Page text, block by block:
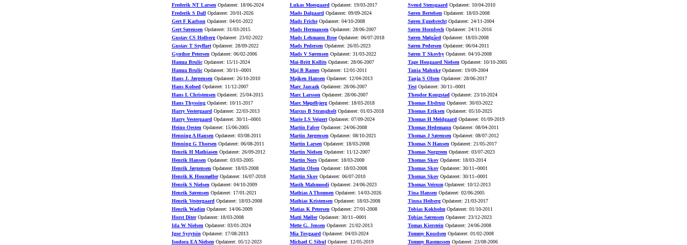
Frederik NT Larsen Opdateret: 18/06-2024
Frederik S DallOpdateret: 20/01-2026
Gert F Karlson Opdateret: 04/01-2022
Gert Sørensen Opdateret: 31/03-2015
Gustav CS HolbergOpdateret: 23/02-2022
Gustav T SeyffartOpdateret: 28/09-2022
Gynther Petersen Opdateret: 06/02-2006
Hamza BrulicOpdateret: 15/11-2024
Hamza BrulicOpdateret: 30/11--0001
Hans J. Jørgensen Opdateret: 26/10-2010
Hans Kofoed Opdateret: 11/12-2007
Hans L Christensen Opdateret: 25/04-2015
Hans ThyssingOpdateret: 10/11-2017
Harry Vestergaard Opdateret: 22/03-2013
Harry Vestergaard Opdateret: 30/11--0001
Heino Oesten Opdateret: 15/06-2005
Henning A Hansen Opdateret: 03/08-2011
Henning G Thorsen Opdateret: 06/08-2011
Henrik H Mathiasen Opdateret: 26/09-2012
Henrik Hansen Opdateret: 03/03-2005
Henrik Jørgensen Opdateret: 18/03-2008
Henrik K HoumøllerOpdateret: 16/07-2018
Henrik S Nielsen Opdateret: 04/10-2009
Henrik Sørensen Opdateret: 17/01-2021
Henrik Vestergaard Opdateret: 18/03-2008
Henrik WadimOpdateret: 14/06-2009
Horst DiterOpdateret: 18/03-2008
Ida W Nielsen Opdateret: 03/01-2024
Igor Syrytsin Opdateret: 17/08-2013
Isodora EA Nielsen Opdateret: 05/12-2023
Lukas Moesgaard Opdateret: 19/03-2017
Mads Dalgaard Opdateret: 09/09-2024
Mads FricheOpdateret: 04/10-2008
Mads Hermansen Opdateret: 28/06-2007
Mads Lehmann BroeOpdateret: 06/07-2018
Mads Pedersen Opdateret: 26/05-2023
Mads V Sørensen Opdateret: 31/03-2022
Mai-Britt KollitsOpdateret: 28/06-2007
Maj B RamesOpdateret: 12/01-2011
Majken Hansen Opdateret: 12/04-2013
Marc Jazcazk Opdateret: 28/06-2007
Marc Larsson Opdateret: 28/06-2007
Marc MøgelbjergOpdateret: 18/03-2018
Marcus B StrangholtOpdateret: 01/03-2018
Marie LS VeigertOpdateret: 07/09-2024
Martin FaberOpdateret: 24/06-2008
Martin Jørgensen Opdateret: 08/10-2021
Martin Larsen Opdateret: 18/03-2008
Martin Nielsen Opdateret: 11/12-2007
Martin NorsOpdateret: 18/03-2008
Martin Olsen Opdateret: 18/03-2008
Martin SkovOpdateret: 06/07-2010
Masih MahmoodiOpdateret: 24/06-2023
Mathias A Thomsen Opdateret: 14/03-2026
Mathias Kristensen Opdateret: 18/03-2008
Matias K Petersen Opdateret: 27/01-2008
Matti MøllerOpdateret: 30/11--0001
Mette G. Jensen Opdateret: 21/02-2013
Mia Tovgaard Opdateret: 04/03-2024
Michael C SibulOpdateret: 12/05-2019
Svend Stensgaard Opdateret: 10/04-2010
Søren Bertelsen Opdateret: 18/03-2008
Søren EggebrechtOpdateret: 24/11-2004
Søren Hornbech Opdateret: 24/11-2016
Søren Mølgård Opdateret: 18/03-2008
Søren Pedersen Opdateret: 06/04-2011
Søren T SkovbyOpdateret: 04/10-2008
Tage Hougaard Nielsen Opdateret: 10/10-2005
Tania MahnkeOpdateret: 19/09-2004
Tanja S Olsen Opdateret: 28/06-2017
TestOpdateret: 30/11--0001
Theodor Kongstad Opdateret: 23/10-2024
Thomas EbdrupOpdateret: 30/03-2022
Thomas Eriksen Opdateret: 05/10-2025
Thomas H Meldgaard Opdateret: 01/09-2019
Thomas Hedemann Opdateret: 08/04-2011
Thomas J Sørensen Opdateret: 08/07-2012
Thomas N Hansen Opdateret: 21/05-2017
Thomas Norgreen Opdateret: 03/07-2023
Thomas SkovOpdateret: 18/03-2014
Thomas SkovOpdateret: 30/11--0001
Thomas SkovOpdateret: 30/11--0001
Thomas VeirumOpdateret: 10/12-2013
Tina Hansen Opdateret: 02/06-2005
Tinna HeibergOpdateret: 21/03-2017
Tobias KokholmOpdateret: 01/10-2011
Tobias Sørensen Opdateret: 23/12-2023
Tomas Kierstein Opdateret: 24/06-2008
Tommy Knudsen Opdateret: 01/02-2008
Tommy Rasmussen Opdateret: 23/08-2006